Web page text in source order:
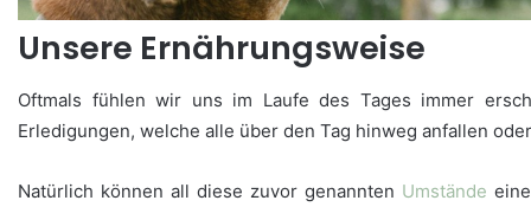
Unsere Ernährungsweise
Oftmals fühlen wir uns im Laufe des Tages immer
Erledigungen, welche alle über den Tag hinweg anfallen
Natürlich können all diese zuvor genannten Umstände